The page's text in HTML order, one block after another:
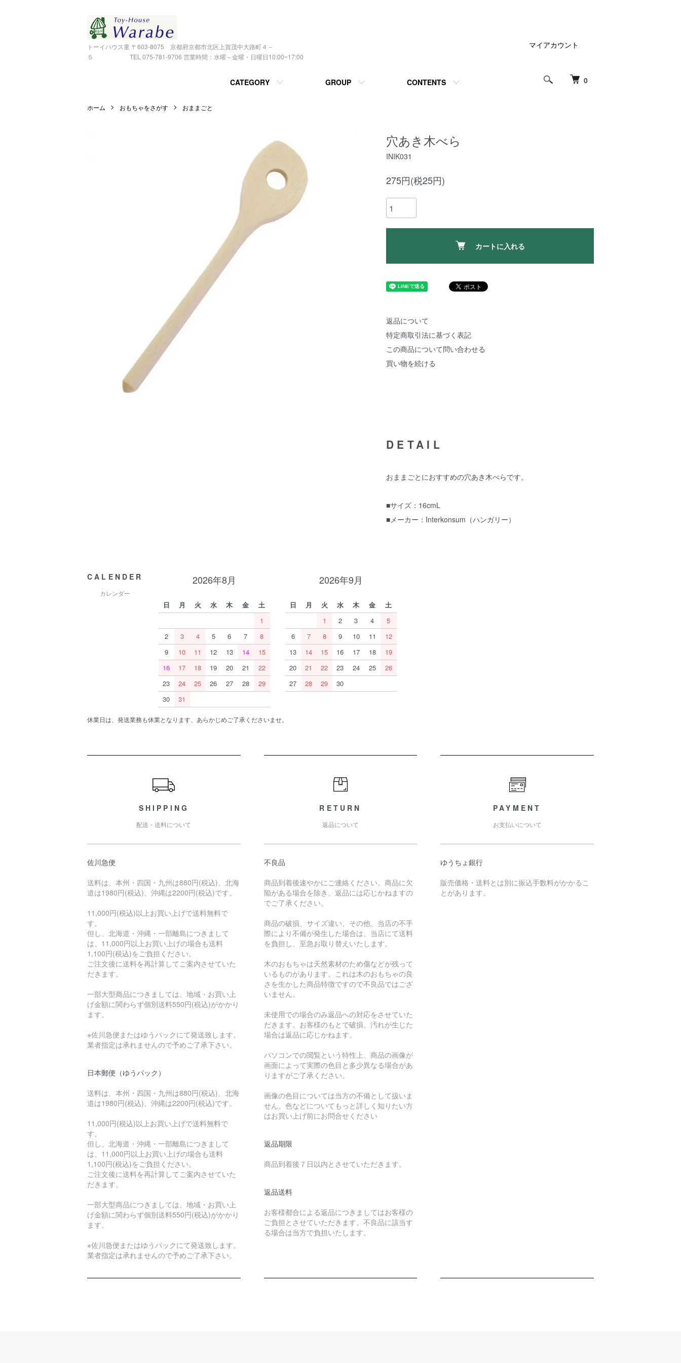
トーイハウス童 〒603-8075 京都府京都市北区上賀茂中大路町４－
５ TEL 075-781-9706 営業時間：水曜～金曜・日曜日10:00~17:00
0
CATEGORY GROUP CONTENTS
マイアカウント
ホーム おもちゃをさがす おままごと
穴あき木べら
INIK031
275円(税25円)
カートに入れる
返品について
特定商取引法に基づく表記
この商品について問い合わせる
買い物を続ける
DETAIL
おままごとにおすすめの穴あき木べらです。
■サイズ：16cmL
■メーカー：Interkonsum（ハンガリー）
CALENDER
カレンダー
2026年8月
日 月 火 水 木 金
土
1
2
3 4 5 6 7
8
9
10 11 12 13 14
15
16
17 18 19 20 21
22
23
24 25 26 27 28
29
30
31
2026年9月
日 月 火 水 木 金
土
1
2 3 4
5
6
7 8 9 10 11
12
13
14 15 16 17 18
19
20
21 22 23 24 25
26
27
28 29 30
休業日は、発送業務も休業となります、あらかじめご了承くださいませ。
SHIPPING
配送・送料について
佐川急便
送料は、本州・四国・九州は880円(税込)、北海
道は1980円(税込)、沖縄は2200円(税込)です。
11,000円(税込)以上お買い上げで送料無料で
す。
但し、北海道・沖縄・一部離島につきまして
は、11,000円以上お買い上げの場合も送料
1,100円(税込)をご負担ください。
ご注文後に送料を再計算してご案内させていた
だきます。
一部大型商品につきましては、地域・お買い上
げ金額に関わらず個別送料550円(税込)がかかり
ます。
※佐川急便またはゆうパックにて発送致します。
業者指定は承れませんので予めご了承下さい。
日本郵便（ゆうパック）
送料は、本州・四国・九州は880円(税込)、北海
道は1980円(税込)、沖縄は2200円(税込)です。
11,000円(税込)以上お買い上げで送料無料で
す。
但し、北海道・沖縄・一部離島につきまして
は、11,000円以上お買い上げの場合も送料
1,100円(税込)をご負担ください。
ご注文後に送料を再計算してご案内させていた
だきます。
一部大型商品につきましては、地域・お買い上
げ金額に関わらず個別送料550円(税込)がかかり
ます。
※佐川急便またはゆうパックにて発送致します。
業者指定は承れませんので予めご了承下さい。
RETURN
返品について
不良品
商品到着後速やかにご連絡ください。商品に欠
陥がある場合を除き、返品には応じかねますの
でご了承ください。
商品の破損、サイズ違い、その他、当店の不手
際により不備が発生した場合は、当店にて送料
を負担し、至急お取り替えいたします。
木のおもちゃは天然素材のため傷などが残って
いるものがあります。これは木のおもちゃの良
さを生かした商品特徴ですので不良品ではござ
いません。
未使用での場合のみ返品への対応をさせていた
だきます。お客様のもとで破損、汚れが生じた
場合は返品に応じかねます。
パソコンでの閲覧という特性上、商品の画像が
画面によって実際の色目と多少異なる場合があ
りますがご了承ください。
画像の色目については当方の不備として扱いま
せん。色などについてもっと詳しく知りたい方
はお買い上げ前にお問合せください
返品期限
商品到着後７日以内とさせていただきます。
返品送料
お客様都合による返品につきましてはお客様の
ご負担とさせていただきます。不良品に該当す
る場合は当方で負担いたします。
PAYMENT
お支払いについて
ゆうちょ銀行
販売価格・送料とは別に振込手数料がかかるこ
とがあります。